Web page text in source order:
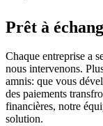
Prêt à
Chaque entreprise a
nous intervenons.
amnis: que vous
des paiements
financières, notre
solution.